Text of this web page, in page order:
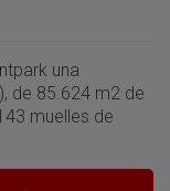
una
de 85.624 m2 de
muelles de